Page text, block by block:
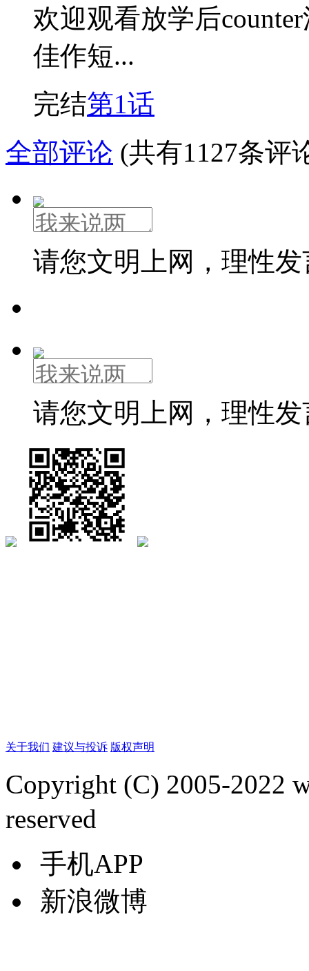
欢迎观看放学后
佳作短...
完结第1话
全部评论 (共有1127条评
请您文明上网，理性
请您文明上网，理性
关于我们 建议与投诉 版权声明
Copyright (C) 2005-2022
reserved
手机APP
新浪微博